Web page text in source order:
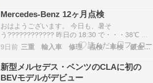
の車検にてご入庫です。 まぁ年相応でしょうか
ね！ 大きな不具合なく何より …
Mercedes-Benz 12ヶ月点検
おはようございます。 今日も、暑そ
う???????????? 昨日の 18:30 で・・・38℃ 体
温より高いですからね！ 疲れます が、????美味
いです。 そして、7月最終日です。 明日からは8
月入り・・・ 昨日は、これで体力消耗しました。
一番疲れるコレ！ タイヤ交換 き…
9日前 三重 輸入車 修理 点検 車検 鈑金 コーディング
新型メルセデス・ベンツのCLAに初の
BEVモデルがデビュー